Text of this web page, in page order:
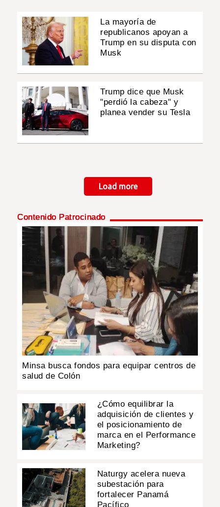
La mayoría de
republicanos apoyan a
Trump en su disputa con
Musk
Trump dice que Musk
"perdió la cabeza" y
planea vender su Tesla
Load more
Contenido Patrocinado
Minsa busca fondos para equipar centros de
salud de Colón
¿Cómo equilibrar la
adquisición de clientes y
el posicionamiento de
marca en el Performance
Marketing?
Naturgy acelera nueva
subestación para
fortalecer Panamá
Pacífico